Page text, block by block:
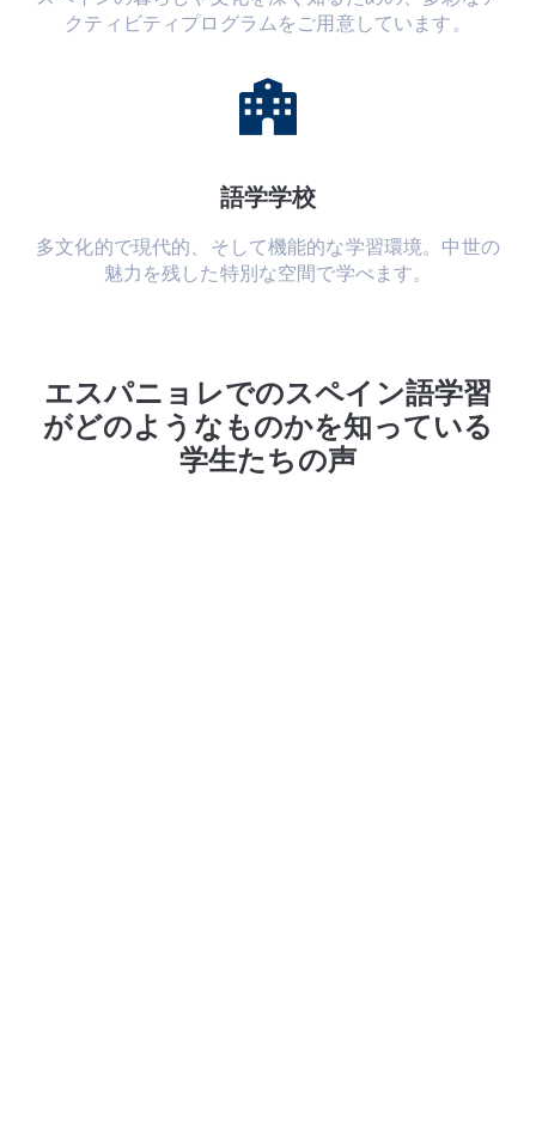
クティビティプログラムをご用意しています。
語学学校
多文化的で現代的、そして機能的な学習環境。中世の
魅力を残した特別な空間で学べます。
エスパニョレでのスペイン語学習
がどのようなものかを知っている
学生たちの声